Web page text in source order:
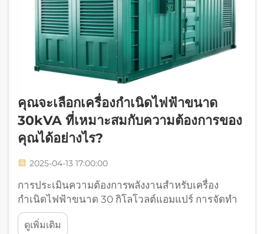
คุณจะเลือกเครื่องกำเนิดไฟฟ้าขนาด
30kVA ที่เหมาะสมกับความต้องการของ
คุณได้อย่างไร?
2025-04-13 17:00:00
การประเมินความต้องการพลังงานสำหรับเครื่อง
กำเนิดไฟฟ้าขนาด 30 กิโลโวลต์แอมแปร์ การจัดทำ
รายการอุปกรณ์อย่างละเอียด เมื่อต้องการทราบว่า
เครื่องกำเนิดไฟฟ้าขนาด 30 กิโลโวลต์แอมแปร์
ดูเพิ่มเติม